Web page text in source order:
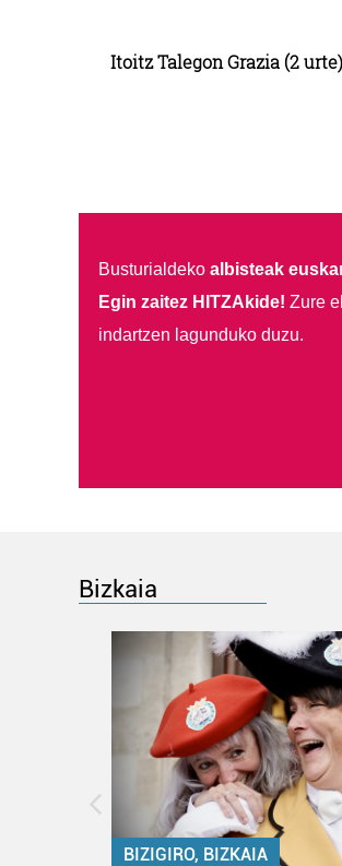
Itoitz Talegon Grazia (2 urte)
Busturialdeko albisteak
Egin zaitez HITZAkide! Zure
indartzen lagunduko duzu.
Bizkaia
BIZIGIRO, BIZKAIA